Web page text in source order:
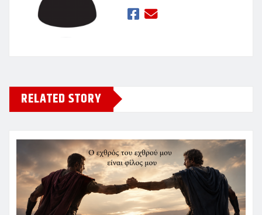
RELATED STORY